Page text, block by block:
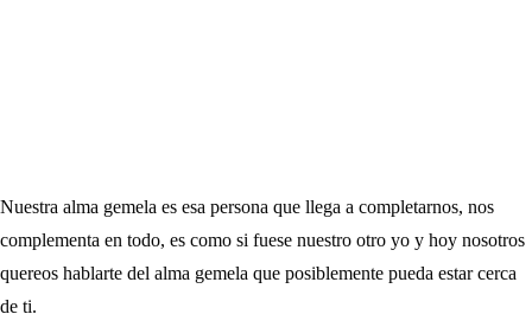
Nuestra alma gemela es esa persona que llega a completarnos, nos
complementa en todo, es como si fuese nuestro otro yo y hoy nosotros
quereos hablarte del alma gemela que posiblemente pueda estar cerca
de ti.